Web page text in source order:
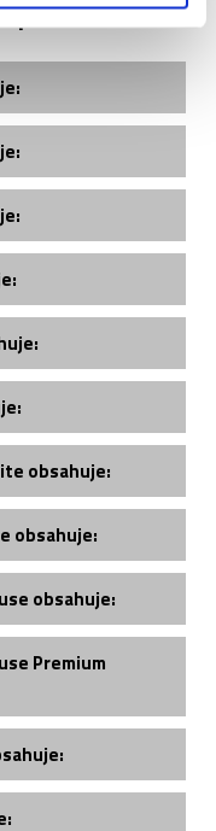
↓
obsahuje:
obsahuje:
obsahuje:
Premium
:
: